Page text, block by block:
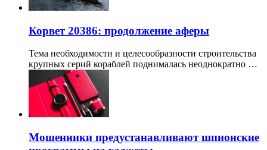
Корвет 20386: продолжение аферы
Тема необходимости и целесообразности строительства
крупных серий кораблей поднималась неоднократно …
Мошенники предустанавливают шпионские